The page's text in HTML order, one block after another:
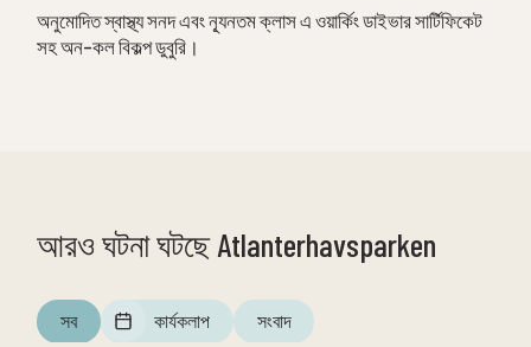
অনুমোদিত স্বাস্থ্য সনদ এবং ন্যূনতম ক্লাস এ ওয়ার্কিং ডাইভার সার্টিফিকেট
সহ অন-কল বিকল্প ডুবুরি।
আরও ঘটনা ঘটছে Atlanterhavsparken
সব কার্যকলাপ সংবাদ